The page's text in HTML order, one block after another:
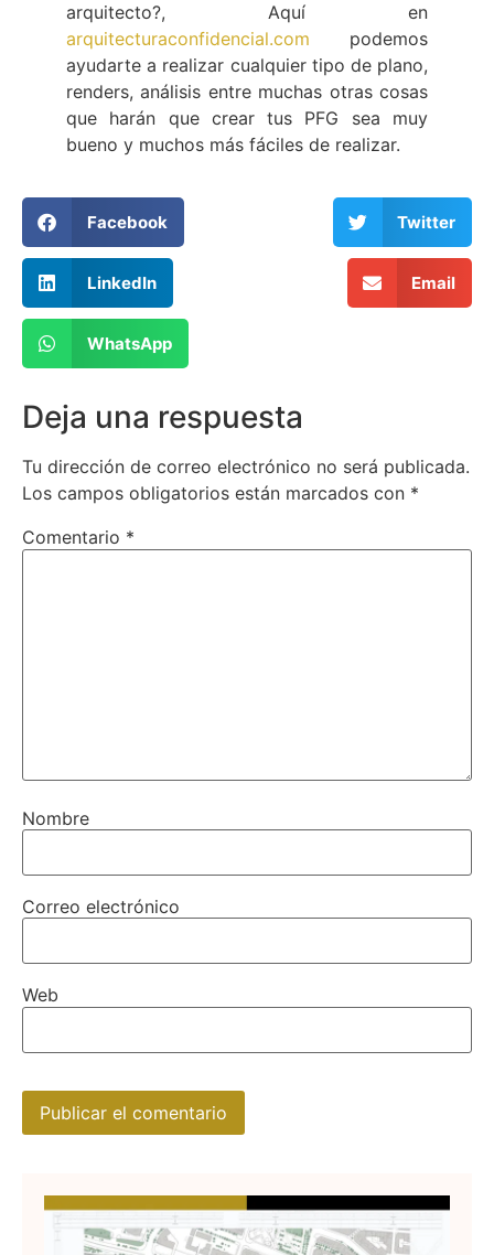
arquitecto?, Aquí en
arquitecturaconfidencial.com podemos
ayudarte a realizar cualquier tipo de plano,
renders, análisis entre muchas otras cosas
que harán que crear tus PFG sea muy
bueno y muchos más fáciles de realizar.
Facebook Twitter
LinkedIn Email
WhatsApp
Deja una respuesta
Tu dirección de correo electrónico no será publicada.
Los campos obligatorios están marcados con *
Comentario *
Nombre
Correo electrónico
Web